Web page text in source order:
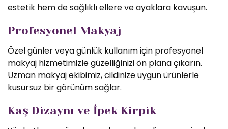
estetik hem de sağlıklı ellere ve ayaklara kavuşun.
Profesyonel Makyaj
Özel günler veya günlük kullanım için profesyonel
makyaj hizmetimizle güzelliğinizi ön plana çıkarın.
Uzman makyaj ekibimiz, cildinize uygun ürünlerle
kusursuz bir görünüm sağlar.
Kaş Dizaynı ve İpek Kirpik